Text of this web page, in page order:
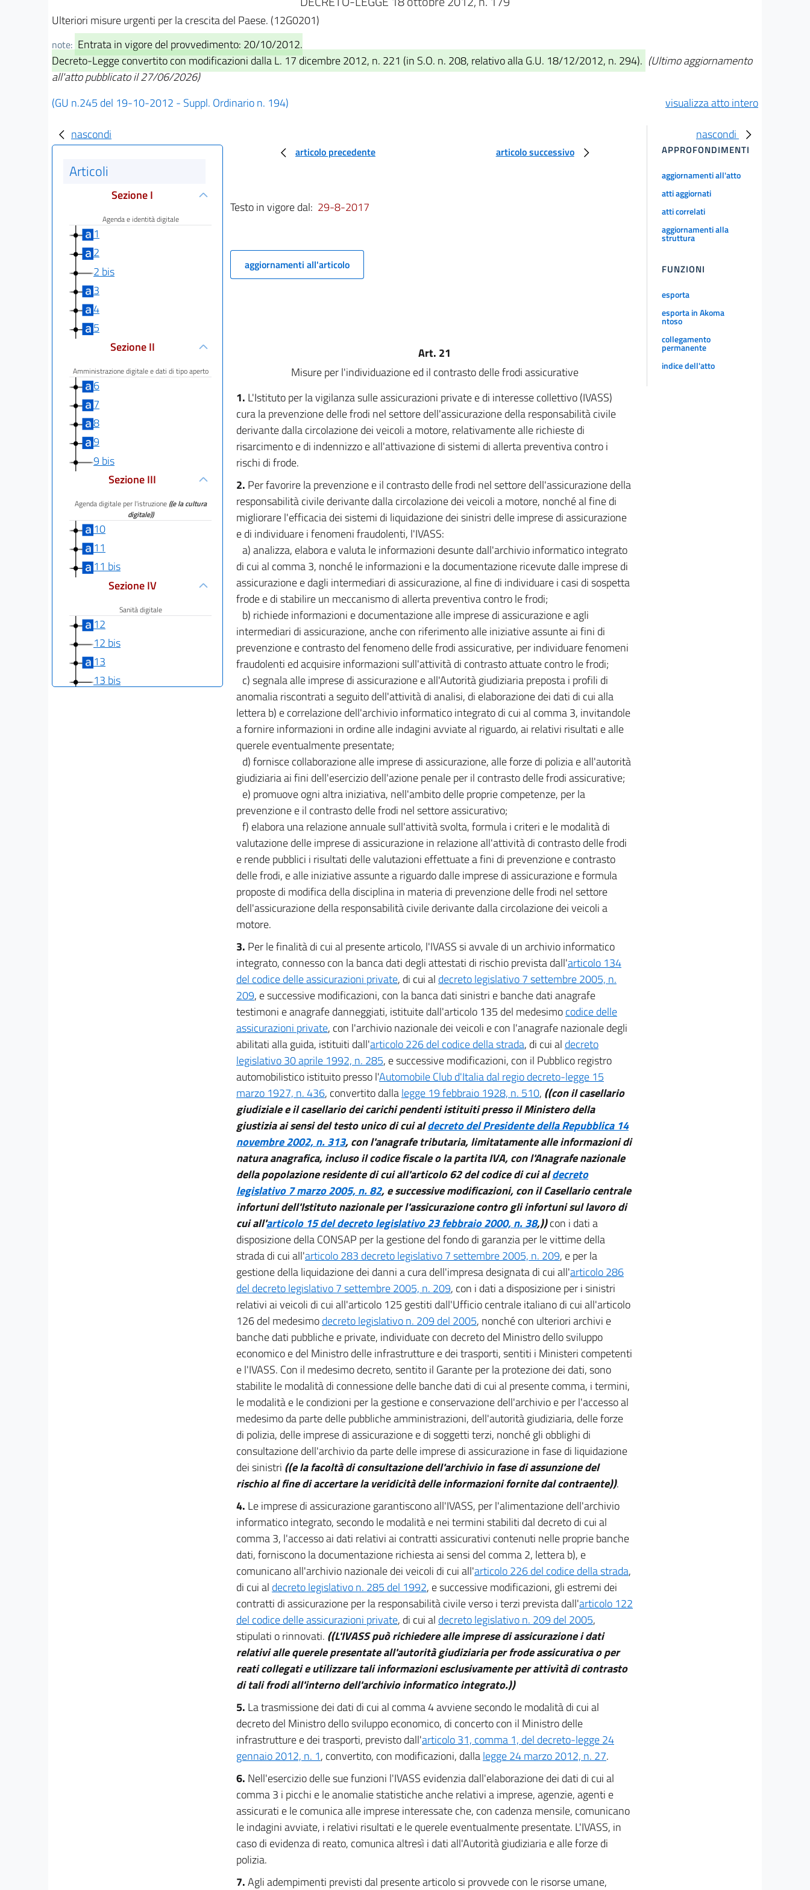
Ulteriori misure urgenti per la crescita del Paese. (12G0201)
note: Entrata in vigore del provvedimento: 20/10/2012.
Decreto-Legge convertito con modificazioni dalla L. 17 dicembre 2012, n. 221 (in S.O. n. 208, relativo alla G.U. 18/12/2012, n. 294). (Ultimo aggiornamento
all'atto pubblicato il 27/06/2026)
(GU n.245 del 19-10-2012 - Suppl. Ordinario n. 194)
visualizza atto intero
nascondi
Articoli
Sezione I
Agenda e identità digitale
1
2
2 bis
3
4
5
Sezione II
Amministrazione digitale e dati di tipo aperto
6
7
8
9
9 bis
Sezione III
Agenda digitale per l'istruzione ((e la cultura
digitale))
10
11
11 bis
Sezione IV
Sanità digitale
12
12 bis
13
13 bis
articolo precedente articolo successivo
Testo in vigore dal: 29-8-2017
aggiornamenti all'articolo
Art. 21
Misure per l'individuazione ed il contrasto delle frodi assicurative
1. L'Istituto per la vigilanza sulle assicurazioni private e di interesse collettivo (IVASS)
cura la prevenzione delle frodi nel settore dell'assicurazione della responsabilità civile
derivante dalla circolazione dei veicoli a motore, relativamente alle richieste di
risarcimento e di indennizzo e all'attivazione di sistemi di allerta preventiva contro i
rischi di frode.
2. Per favorire la prevenzione e il contrasto delle frodi nel settore dell'assicurazione della
responsabilità civile derivante dalla circolazione dei veicoli a motore, nonché al fine di
migliorare l'efficacia dei sistemi di liquidazione dei sinistri delle imprese di assicurazione
e di individuare i fenomeni fraudolenti, l'IVASS:
a) analizza, elabora e valuta le informazioni desunte dall'archivio informatico integrato
di cui al comma 3, nonché le informazioni e la documentazione ricevute dalle imprese di
assicurazione e dagli intermediari di assicurazione, al fine di individuare i casi di sospetta
frode e di stabilire un meccanismo di allerta preventiva contro le frodi;
b) richiede informazioni e documentazione alle imprese di assicurazione e agli
intermediari di assicurazione, anche con riferimento alle iniziative assunte ai fini di
prevenzione e contrasto del fenomeno delle frodi assicurative, per individuare fenomeni
fraudolenti ed acquisire informazioni sull'attività di contrasto attuate contro le frodi;
c) segnala alle imprese di assicurazione e all'Autorità giudiziaria preposta i profili di
anomalia riscontrati a seguito dell'attività di analisi, di elaborazione dei dati di cui alla
lettera b) e correlazione dell'archivio informatico integrato di cui al comma 3, invitandole
a fornire informazioni in ordine alle indagini avviate al riguardo, ai relativi risultati e alle
querele eventualmente presentate;
d) fornisce collaborazione alle imprese di assicurazione, alle forze di polizia e all'autorità
giudiziaria ai fini dell'esercizio dell'azione penale per il contrasto delle frodi assicurative;
e) promuove ogni altra iniziativa, nell'ambito delle proprie competenze, per la
prevenzione e il contrasto delle frodi nel settore assicurativo;
f) elabora una relazione annuale sull'attività svolta, formula i criteri e le modalità di
valutazione delle imprese di assicurazione in relazione all'attività di contrasto delle frodi
e rende pubblici i risultati delle valutazioni effettuate a fini di prevenzione e contrasto
delle frodi, e alle iniziative assunte a riguardo dalle imprese di assicurazione e formula
proposte di modifica della disciplina in materia di prevenzione delle frodi nel settore
dell'assicurazione della responsabilità civile derivante dalla circolazione dei veicoli a
motore.
3. Per le finalità di cui al presente articolo, l'IVASS si avvale di un archivio informatico
integrato, connesso con la banca dati degli attestati di rischio prevista dall'articolo 134
del codice delle assicurazioni private, di cui al decreto legislativo 7 settembre 2005, n.
209, e successive modificazioni, con la banca dati sinistri e banche dati anagrafe
testimoni e anagrafe danneggiati, istituite dall'articolo 135 del medesimocodice delle
assicurazioni private, con l'archivio nazionale dei veicoli e con l'anagrafe nazionale degli
abilitati alla guida, istituiti dall'articolo 226 del codice della strada, di cui al decreto
legislativo 30 aprile 1992, n. 285, e successive modificazioni, con il Pubblico registro
automobilistico istituito presso l'Automobile Club d'Italia dal regio decreto-legge 15
marzo 1927, n. 436, convertito dallalegge 19 febbraio 1928, n. 510, ((con il casellario
giudiziale e il casellario dei carichi pendenti istituiti presso il Ministero della
giustizia ai sensi del testo unico di cui aldecreto del Presidente della Repubblica 14
novembre 2002, n. 313, con l'anagrafe tributaria, limitatamente alle informazioni di
natura anagrafica, incluso il codice fiscale o la partita IVA, con l'Anagrafe nazionale
della popolazione residente di cui all'articolo 62 del codice di cui aldecreto
legislativo 7 marzo 2005, n. 82, e successive modificazioni, con il Casellario centrale
infortuni dell'Istituto nazionale per l'assicurazione contro gli infortuni sul lavoro di
cui all'articolo 15 del decreto legislativo 23 febbraio 2000, n. 38,))con i dati a
disposizione della CONSAP per la gestione del fondo di garanzia per le vittime della
strada di cui all'articolo 283 decreto legislativo 7 settembre 2005, n. 209, e per la
gestione della liquidazione dei danni a cura dell'impresa designata di cui all'articolo 286
del decreto legislativo 7 settembre 2005, n. 209, con i dati a disposizione per i sinistri
relativi ai veicoli di cui all'articolo 125 gestiti dall'Ufficio centrale italiano di cui all'articolo
126 del medesimodecreto legislativo n. 209 del 2005, nonché con ulteriori archivi e
banche dati pubbliche e private, individuate con decreto del Ministro dello sviluppo
economico e del Ministro delle infrastrutture e dei trasporti, sentiti i Ministeri competenti
e l'IVASS. Con il medesimo decreto, sentito il Garante per la protezione dei dati, sono
stabilite le modalità di connessione delle banche dati di cui al presente comma, i termini,
le modalità e le condizioni per la gestione e conservazione dell'archivio e per l'accesso al
medesimo da parte delle pubbliche amministrazioni, dell'autorità giudiziaria, delle forze
di polizia, delle imprese di assicurazione e di soggetti terzi, nonché gli obblighi di
consultazione dell'archivio da parte delle imprese di assicurazione in fase di liquidazione
dei sinistri ((e la facoltà di consultazione dell'archivio in fase di assunzione del
rischio al fine di accertare la veridicità delle informazioni fornite dal contraente)).
4. Le imprese di assicurazione garantiscono all'IVASS, per l'alimentazione dell'archivio
informatico integrato, secondo le modalità e nei termini stabiliti dal decreto di cui al
comma 3, l'accesso ai dati relativi ai contratti assicurativi contenuti nelle proprie banche
dati, forniscono la documentazione richiesta ai sensi del comma 2, lettera b), e
comunicano all'archivio nazionale dei veicoli di cui all'articolo 226 del codice della strada,
di cui al decreto legislativo n. 285 del 1992, e successive modificazioni, gli estremi dei
contratti di assicurazione per la responsabilità civile verso i terzi prevista dall'articolo 122
del codice delle assicurazioni private, di cui al decreto legislativo n. 209 del 2005,
stipulati o rinnovati. ((L'IVASS può richiedere alle imprese di assicurazione i dati
relativi alle querele presentate all'autorità giudiziaria per frode assicurativa o per
reati collegati e utilizzare tali informazioni esclusivamente per attività di contrasto
di tali frodi all'interno dell'archivio informatico integrato.))
5. La trasmissione dei dati di cui al comma 4 avviene secondo le modalità di cui al
decreto del Ministro dello sviluppo economico, di concerto con il Ministro delle
infrastrutture e dei trasporti, previsto dall'articolo 31, comma 1, del decreto-legge 24
gennaio 2012, n. 1, convertito, con modificazioni, dallalegge 24 marzo 2012, n. 27.
6. Nell'esercizio delle sue funzioni l'IVASS evidenzia dall'elaborazione dei dati di cui al
comma 3 i picchi e le anomalie statistiche anche relativi a imprese, agenzie, agenti e
assicurati e le comunica alle imprese interessate che, con cadenza mensile, comunicano
le indagini avviate, i relativi risultati e le querele eventualmente presentate. L'IVASS, in
caso di evidenza di reato, comunica altresì i dati all'Autorità giudiziaria e alle forze di
polizia.
7.Agli adempimenti previsti dal presente articolo si provvede con le risorse umane,
nascondi
APPROFONDIMENTI
aggiornamenti all'atto
atti aggiornati
atti correlati
aggiornamenti alla
struttura
FUNZIONI
esporta
esporta in Akoma
ntoso
collegamento
permanente
indice dell'atto